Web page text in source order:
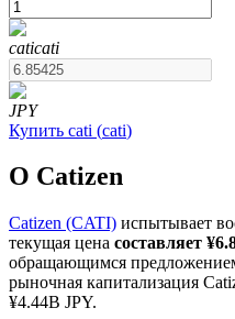
обеспечения
Фьючерсы на COIN-M
Криптовалютные
caticati
JPY
Купить cati (cati)
О Catizen
Catizen (CATI) испытывает
текущая цена составляет
обращающимся
рыночная капитализация
¥4.44B JPY.